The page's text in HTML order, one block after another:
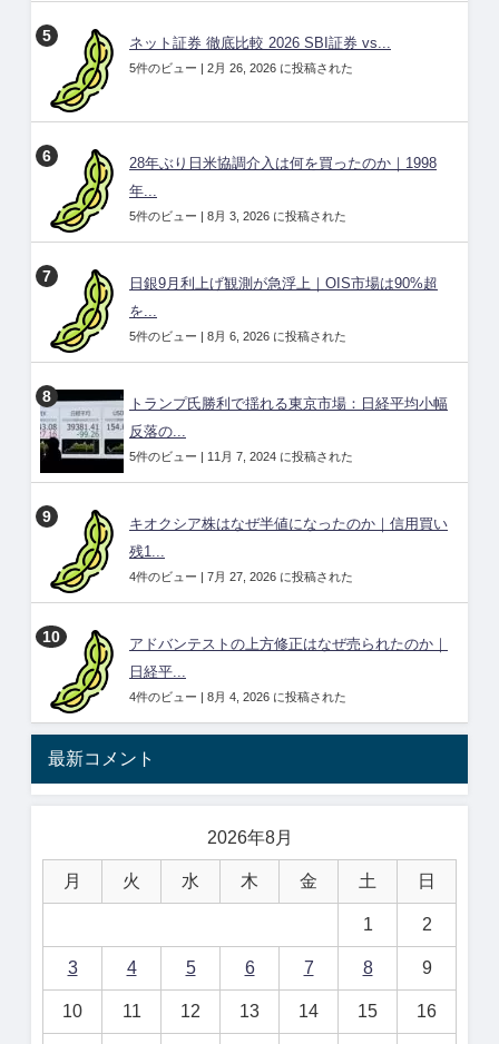
ネット証券 徹底比較 2026 SBI証券 vs...
5件のビュー | 2月 26, 2026 に投稿された
28年ぶり日米協調介入は何を買ったのか｜1998
年...
5件のビュー | 8月 3, 2026 に投稿された
日銀9月利上げ観測が急浮上｜OIS市場は90%超
を...
5件のビュー | 8月 6, 2026 に投稿された
トランプ氏勝利で揺れる東京市場：日経平均小幅
反落の...
5件のビュー | 11月 7, 2024 に投稿された
キオクシア株はなぜ半値になったのか｜信用買い
残1...
4件のビュー | 7月 27, 2026 に投稿された
アドバンテストの上方修正はなぜ売られたのか｜
日経平...
4件のビュー | 8月 4, 2026 に投稿された
最新コメント
2026年8月
月 火 水 木 金 土 日
1 2
3 4 5 6 7 8 9
10 11 12 13 14 15 16